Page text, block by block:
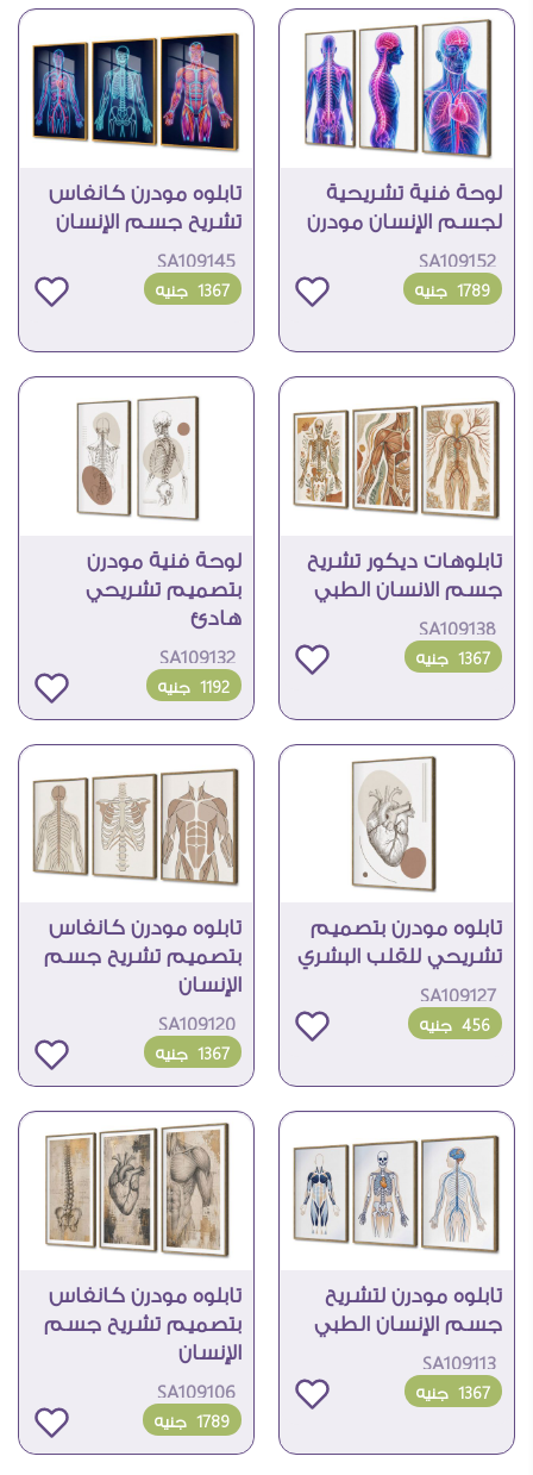
لوحة فنية تشريحية
لجسم الإنسان مودرن
SA109152
1789 جنيه
تابلوه مودرن كانفاس
تشريح جسم الإنسان
SA109145
1367 جنيه
تابلوهات ديكور تشريح
جسم الانسان الطبي
SA109138
1367 جنيه
لوحة فنية مودرن
بتصميم تشريحي
هادئ
SA109132
1192 جنيه
تابلوه مودرن بتصميم
تشريحي للقلب البشري
SA109127
456 جنيه
تابلوه مودرن كانفاس
بتصميم تشريح جسم
الإنسان
SA109120
1367 جنيه
تابلوه مودرن لتشريح
جسم الإنسان الطبي
SA109113
1367 جنيه
تابلوه مودرن كانفاس
بتصميم تشريح جسم
الإنسان
SA109106
1789 جنيه